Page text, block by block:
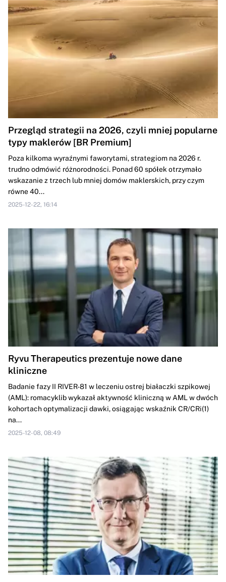
Przegląd strategii na 2026, czyli mniej popularne
typy maklerów [BR Premium]
Poza kilkoma wyraźnymi faworytami, strategiom na 2026 r.
trudno odmówić różnorodności. Ponad 60 spółek otrzymało
wskazanie z trzech lub mniej domów maklerskich, przy czym
równe 40...
2025-12-22, 16:14
Ryvu Therapeutics prezentuje nowe dane
kliniczne
Badanie fazy II RIVER-81 w leczeniu ostrej białaczki szpikowej
(AML): romacyklib wykazał aktywność kliniczną w AML w dwóch
kohortach optymalizacji dawki, osiągając wskaźnik CR/CRi(1)
na...
2025-12-08, 08:49